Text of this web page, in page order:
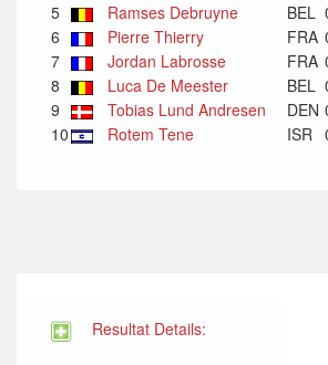
5
Ramses Debruyne BEL
6
Pierre Thierry FRA
7
Jordan Labrosse FRA
8
Luca De Meester BEL
9
Tobias Lund Andresen DEN
10
Rotem Tene ISR
Resultat Details: